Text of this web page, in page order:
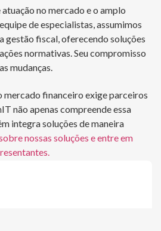
no mercado e o amplo
de especialistas, assumimos
gestão fiscal, oferecendo soluções
normativas. Seu compromisso
mudanças.
mercado financeiro exige parceiros
não apenas compreende essa
integra soluções de maneira
nossas soluções e entre em